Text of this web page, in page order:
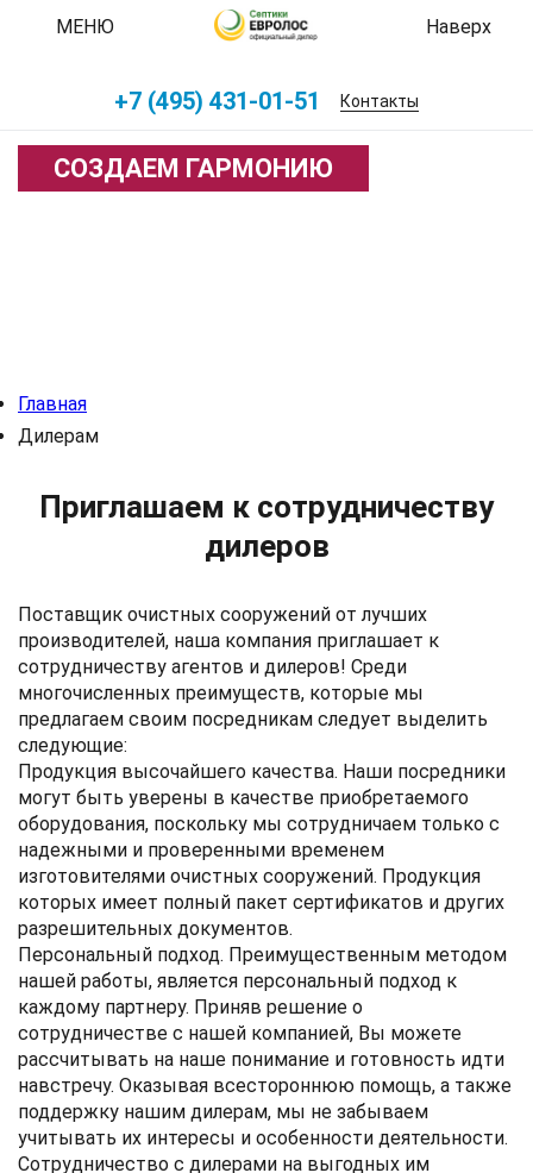
МЕНЮ Наверх
+7 (495) 431-01-51 Контакты
СОЗДАЕМ ГАРМОНИЮ
Главная
Дилерам
Приглашаем к сотрудничеству
дилеров
Поставщик очистных сооружений от лучших
производителей, наша компания приглашает к
сотрудничеству агентов и дилеров! Среди
многочисленных преимуществ, которые мы
предлагаем своим посредникам следует выделить
следующие:
Продукция высочайшего качества. Наши посредники
могут быть уверены в качестве приобретаемого
оборудования, поскольку мы сотрудничаем только с
надежными и проверенными временем
изготовителями очистных сооружений. Продукция
которых имеет полный пакет сертификатов и других
разрешительных документов.
Персональный подход. Преимущественным методом
нашей работы, является персональный подход к
каждому партнеру. Приняв решение о
сотрудничестве с нашей компанией, Вы можете
рассчитывать на наше понимание и готовность идти
навстречу. Оказывая всестороннюю помощь, а также
поддержку нашим дилерам, мы не забываем
учитывать их интересы и особенности деятельности.
Сотрудничество с дилерами на выгодных им